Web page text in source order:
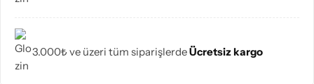
3.000₺ ve üzeri tüm siparişlerdeÜcretsiz kargo